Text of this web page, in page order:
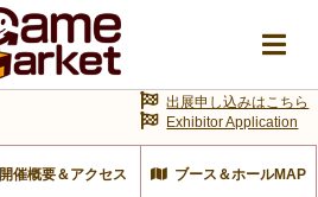
開催概要＆アクセス ブース＆ホールMAP
出展申し込みはこちら
Exhibitor Application